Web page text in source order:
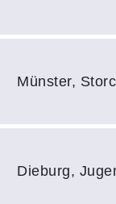
Münster,
Dieburg,